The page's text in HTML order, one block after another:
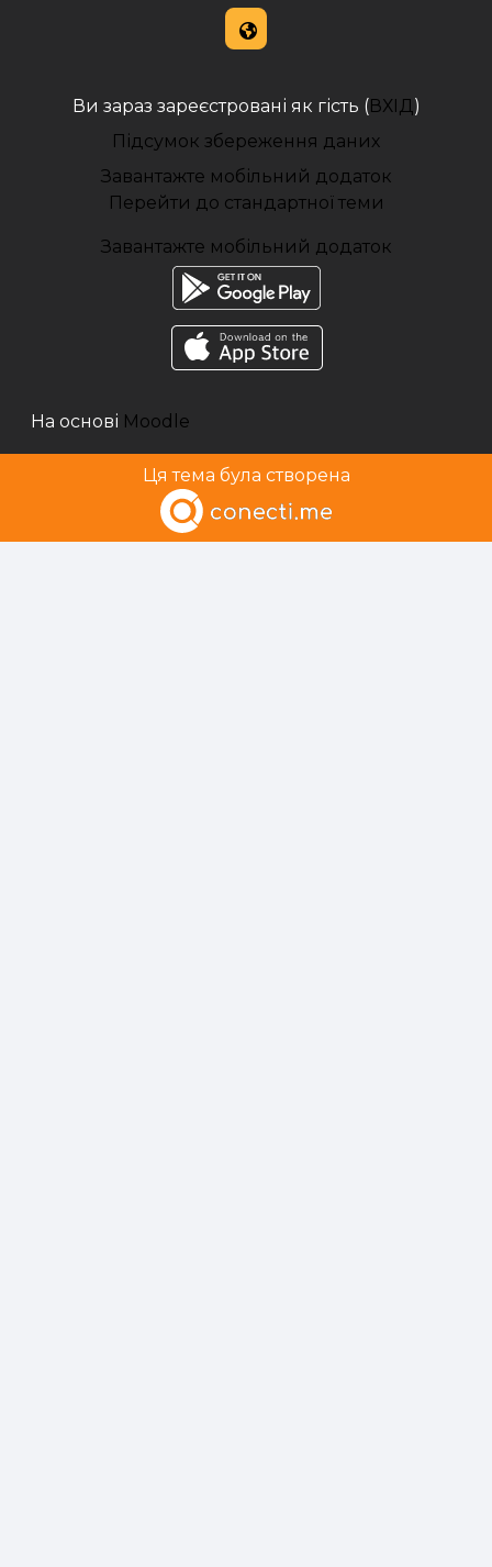
Ви зараз зареєстровані як гість (ВХІД )
Підсумок збереження даних
Завантажте мобільний додаток
Перейти до стандартної теми
Завантажте мобільний додаток
На основі Moodle
Ця тема була створена